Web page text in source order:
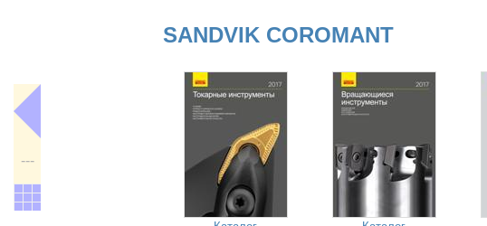
SANDVIK COROMANT
---